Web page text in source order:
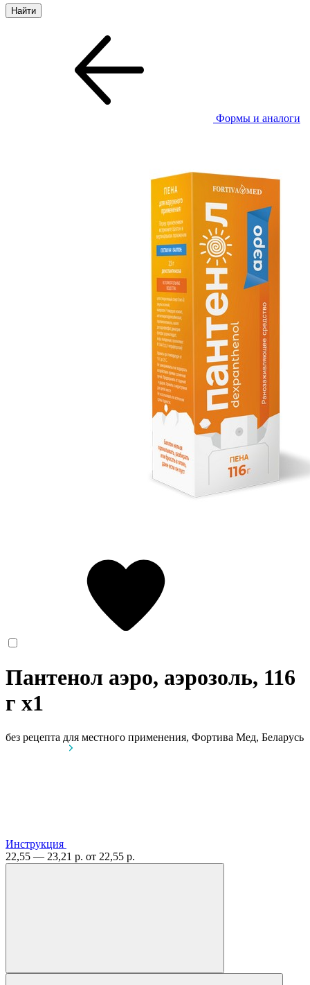
Формы и аналоги
Пантенол аэро, аэрозоль, 116
г x1
без рецепта для местного применения, Фортива Мед, Беларусь
Инструкция
22,55 — 23,21 р. от 22,55 р.